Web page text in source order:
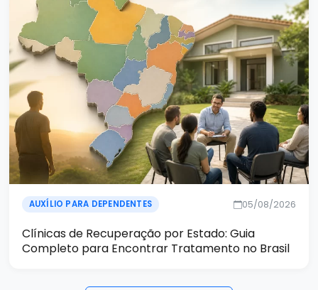
AUXÍLIO PARA DEPENDENTES 05/08/2026
Clínicas de Recuperação por Estado: Guia
Completo para Encontrar Tratamento no Brasil